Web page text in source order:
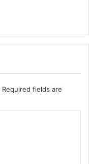
Required fields are